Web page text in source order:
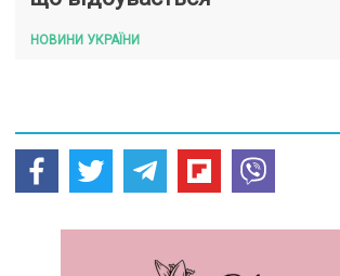
НОВИНИ УКРАЇНИ